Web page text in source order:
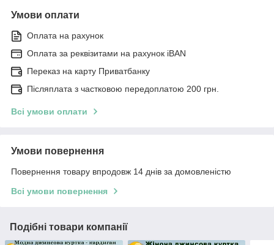
Умови оплати
Оплата на рахунок
Оплата за реквізитами на рахунок iBAN
Переказ на карту Приватбанку
Післяплата з частковою передоплатою 200 грн.
Всі умови оплати
Умови повернення
Повернення товару впродовж 14 днів за домовленістю
Всі умови повернення
Подібні товари компанії